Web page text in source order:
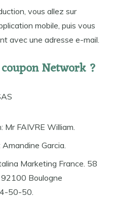
vous allez sur
mobile, puis vous
avec une adresse e-mail.
Network ?
Mr FAIVRE William.
Garcia.
Marketing France. 58
Boulogne
50-50.